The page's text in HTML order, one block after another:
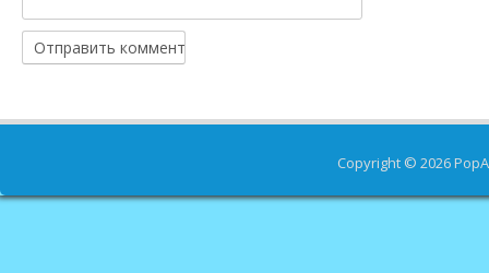
Copyright © 2026